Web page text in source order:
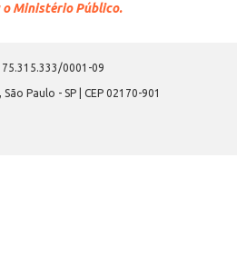
o Ministério Público.
75.315.333/0001-09
Paulo - SP | CEP 02170-901